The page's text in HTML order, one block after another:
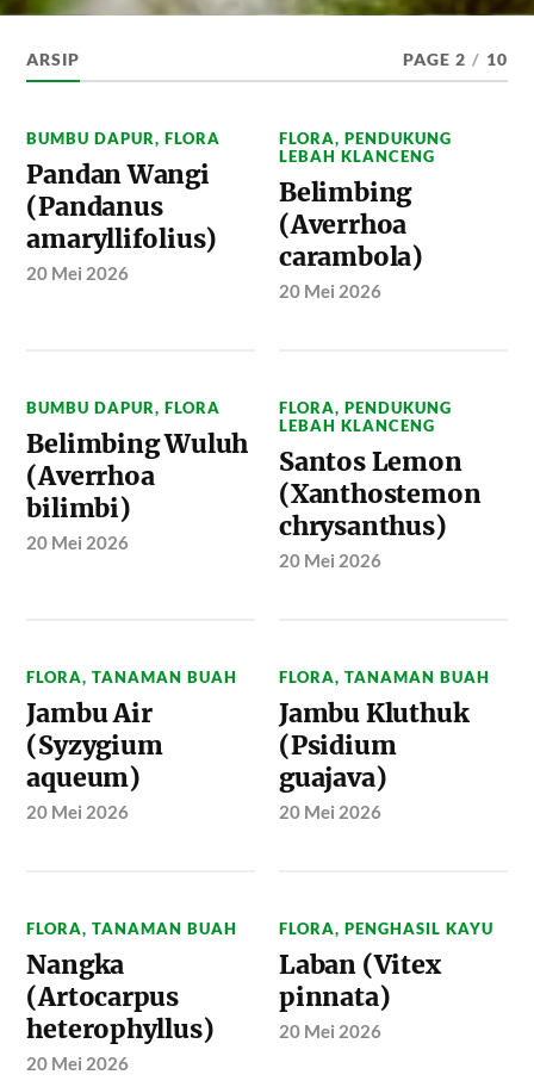
ARSIP PAGE 2 / 10
BUMBU DAPUR,FLORA
Pandan Wangi
(Pandanus
amaryllifolius)
20 Mei 2026
FLORA,PENDUKUNG
LEBAH KLANCENG
Belimbing
(Averrhoa
carambola)
20 Mei 2026
BUMBU DAPUR,FLORA
Belimbing Wuluh
(Averrhoa
bilimbi)
20 Mei 2026
FLORA,PENDUKUNG
LEBAH KLANCENG
Santos Lemon
(Xanthostemon
chrysanthus)
20 Mei 2026
FLORA,TANAMAN BUAH
Jambu Air
(Syzygium
aqueum)
20 Mei 2026
FLORA,TANAMAN BUAH
Jambu Kluthuk
(Psidium
guajava)
20 Mei 2026
FLORA,TANAMAN BUAH
Nangka
(Artocarpus
heterophyllus)
20 Mei 2026
FLORA,PENGHASIL KAYU
Laban (Vitex
pinnata)
20 Mei 2026